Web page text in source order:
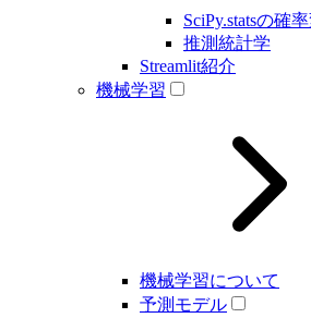
SciPy.statsの確
推測統計学
Streamlit紹介
機械学習
機械学習について
予測モデル